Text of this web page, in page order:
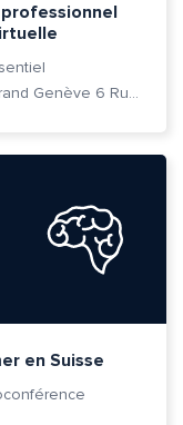
Cité des Métiers du Grand Genève 6 Rue Prévost-Martin 1205 Genève
en Suisse